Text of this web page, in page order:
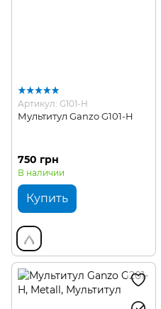
Артикул: G101-H
Мультитул Ganzo G101-H
750 грн
В наличии
Купить